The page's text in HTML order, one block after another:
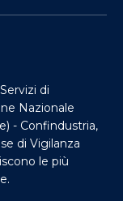
di
Nazionale
- Confindustria,
di Vigilanza
le più